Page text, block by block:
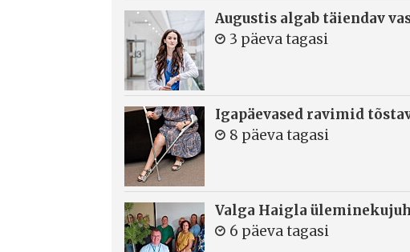
Augustis algab täiendav
3 päeva tagasi
Igapäevased ravimid
8 päeva tagasi
Valga Haigla
6 päeva tagasi